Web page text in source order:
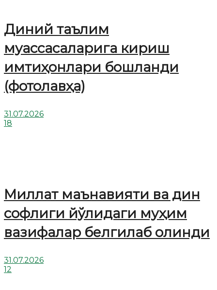
Диний таълим
муассасаларига кириш
имтиҳонлари бошланди
(фотолавҳа)
31.07.2026
18
Миллат маънавияти ва дин
софлиги йўлидаги муҳим
вазифалар белгилаб олинди
31.07.2026
12